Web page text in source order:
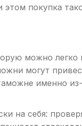
покупка
можно
могут
именно
на себя: